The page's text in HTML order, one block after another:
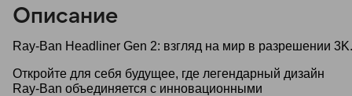
Описание
Ray-Ban Headliner Gen 2: взгляд на мир в разрешении
Откройте для себя будущее, где легендарный дизайн
Ray-Ban объединяется с инновационными